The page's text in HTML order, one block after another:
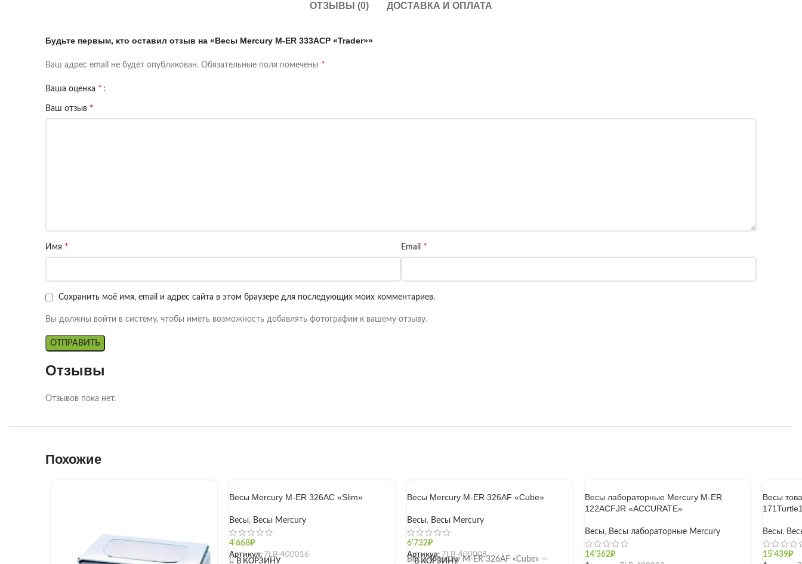
ОТЗЫВЫ (0) ДОСТАВКА И ОПЛАТА
Отзывы
Отзывов пока нет.
Будьте первым, кто оставил отзыв на «Весы Mercury M-ER 333ACP «Trader»»
Ваш адрес email не будет опубликован. Обязательные поля помечены *
Ваша оценка *
Ваш отзыв *
Имя * Email *
Сохранить моё имя, email и адрес сайта в этом браузере для последующих моих комментариев.
Вы должны войти в систему, чтобы иметь возможность добавлять фотографии к вашему отзыву.
Похожие
Весы Mercury M-ER 326AC «Slim»
Весы, Весы Mercury
4'668₽
В КОРЗИНУ
Артикул: 7LB-400016
[]
Весы Mercury M-ER 326AF «Cube»
Весы, Весы Mercury
6'732₽
В КОРЗИНУ
Артикул: 7LB-400008
Весы Mercury M-ER 326AF «Cube» —
Весы лабораторные Mercury M-ER
122АCFJR «ACCURATE»
Весы, Весы лабораторные Mercury
14'362₽
Весы
Весы,
15'439₽